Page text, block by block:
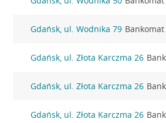
Gdańsk, ul. Wodnika 79
Gdańsk, ul. Złota Karczma 26
Gdańsk, ul. Złota Karczma 26
Gdańsk, ul. Złota Karczma 26